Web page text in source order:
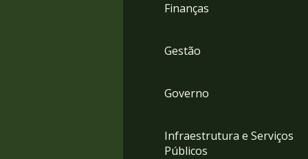
Finanças
Gestão
Governo
Infraestrutura e Serviços
Públicos